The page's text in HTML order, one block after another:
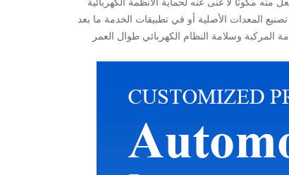
المعدات الأصلية أو في تطبيقات الخدمة ما بعد
وسلامة النظام الكهربائي طوال العمر